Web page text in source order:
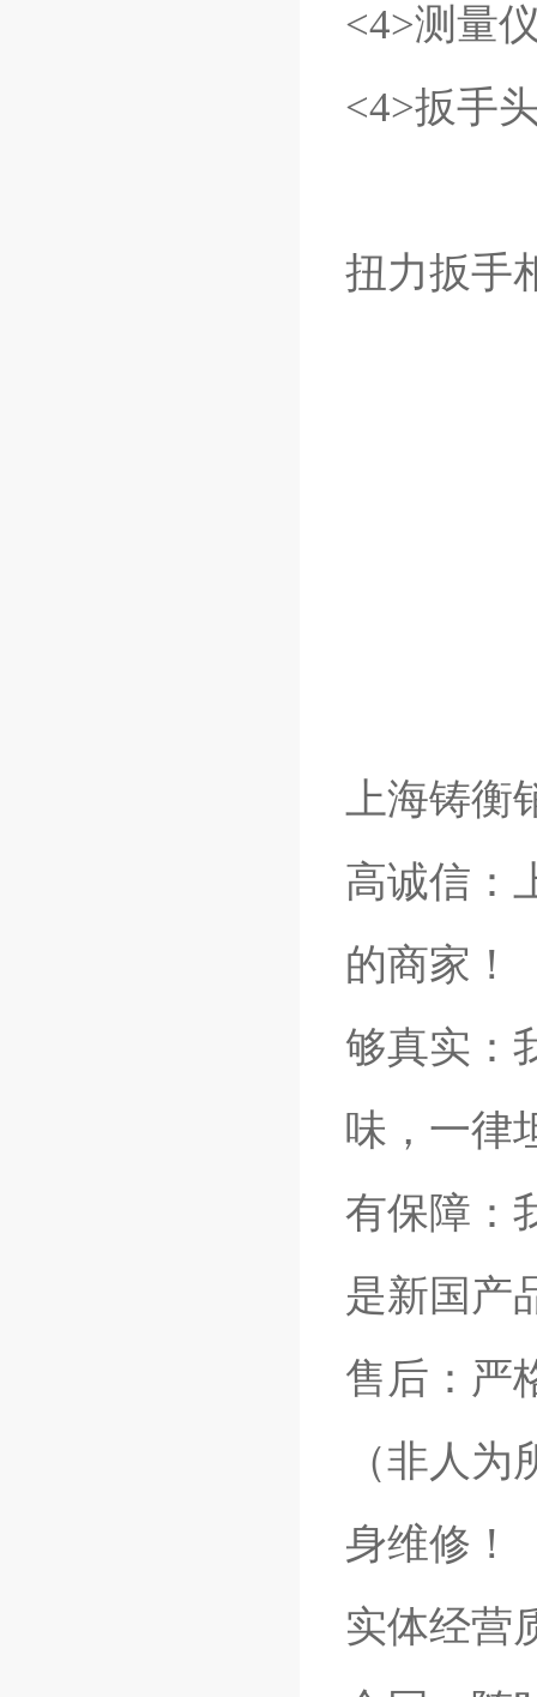
<4>测量
<4>扳手
扭力扳手
上海铸衡
高诚信：
的商家！
够真实：
味，一律
有保障：
是新国产
售后：严
（非人
身维修！
实体经营